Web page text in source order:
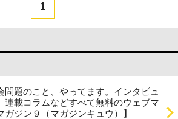
1
問題のこと、やってます。インタビュ
連載コラムなどすべて無料のウェブマ
ガジン９（マガジンキュウ）】